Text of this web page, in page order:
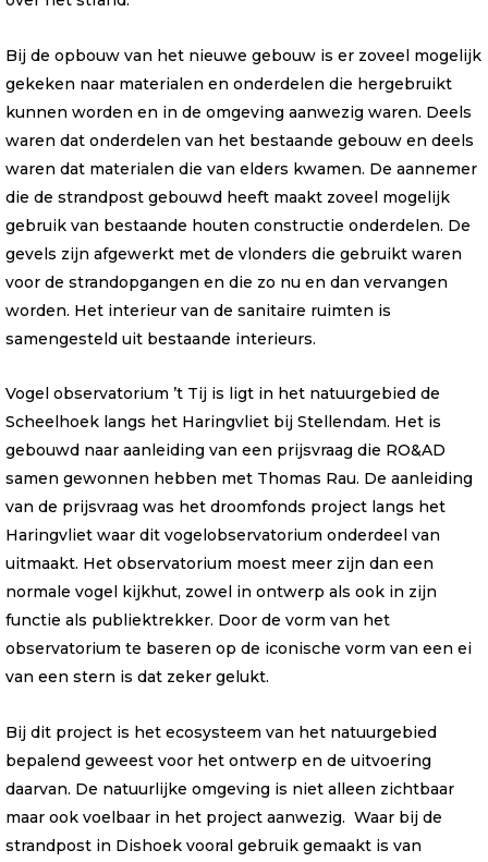
Bij de opbouw van het nieuwe gebouw is er zoveel mogelijk
gekeken naar materialen en onderdelen die hergebruikt
kunnen worden en in de omgeving aanwezig waren. Deels
waren dat onderdelen van het bestaande gebouw en deels
waren dat materialen die van elders kwamen. De aannemer
die de strandpost gebouwd heeft maakt zoveel mogelijk
gebruik van bestaande houten constructie onderdelen. De
gevels zijn afgewerkt met de vlonders die gebruikt waren
voor de strandopgangen en die zo nu en dan vervangen
worden. Het interieur van de sanitaire ruimten is
samengesteld uit bestaande interieurs.
Vogel observatorium ’t Tij is ligt in het natuurgebied de
Scheelhoek langs het Haringvliet bij Stellendam. Het is
gebouwd naar aanleiding van een prijsvraag die RO&AD
samen gewonnen hebben met Thomas Rau. De aanleiding
van de prijsvraag was het droomfonds project langs het
Haringvliet waar dit vogelobservatorium onderdeel van
uitmaakt. Het observatorium moest meer zijn dan een
normale vogel kijkhut, zowel in ontwerp als ook in zijn
functie als publiektrekker. Door de vorm van het
observatorium te baseren op de iconische vorm van een ei
van een stern is dat zeker gelukt.
Bij dit project is het ecosysteem van het natuurgebied
bepalend geweest voor het ontwerp en de uitvoering
daarvan. De natuurlijke omgeving is niet alleen zichtbaar
maar ook voelbaar in het project aanwezig. Waar bij de
strandpost in Dishoek vooral gebruik gemaakt is van